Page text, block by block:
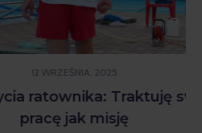
2025
Traktuję swoją
jak misję